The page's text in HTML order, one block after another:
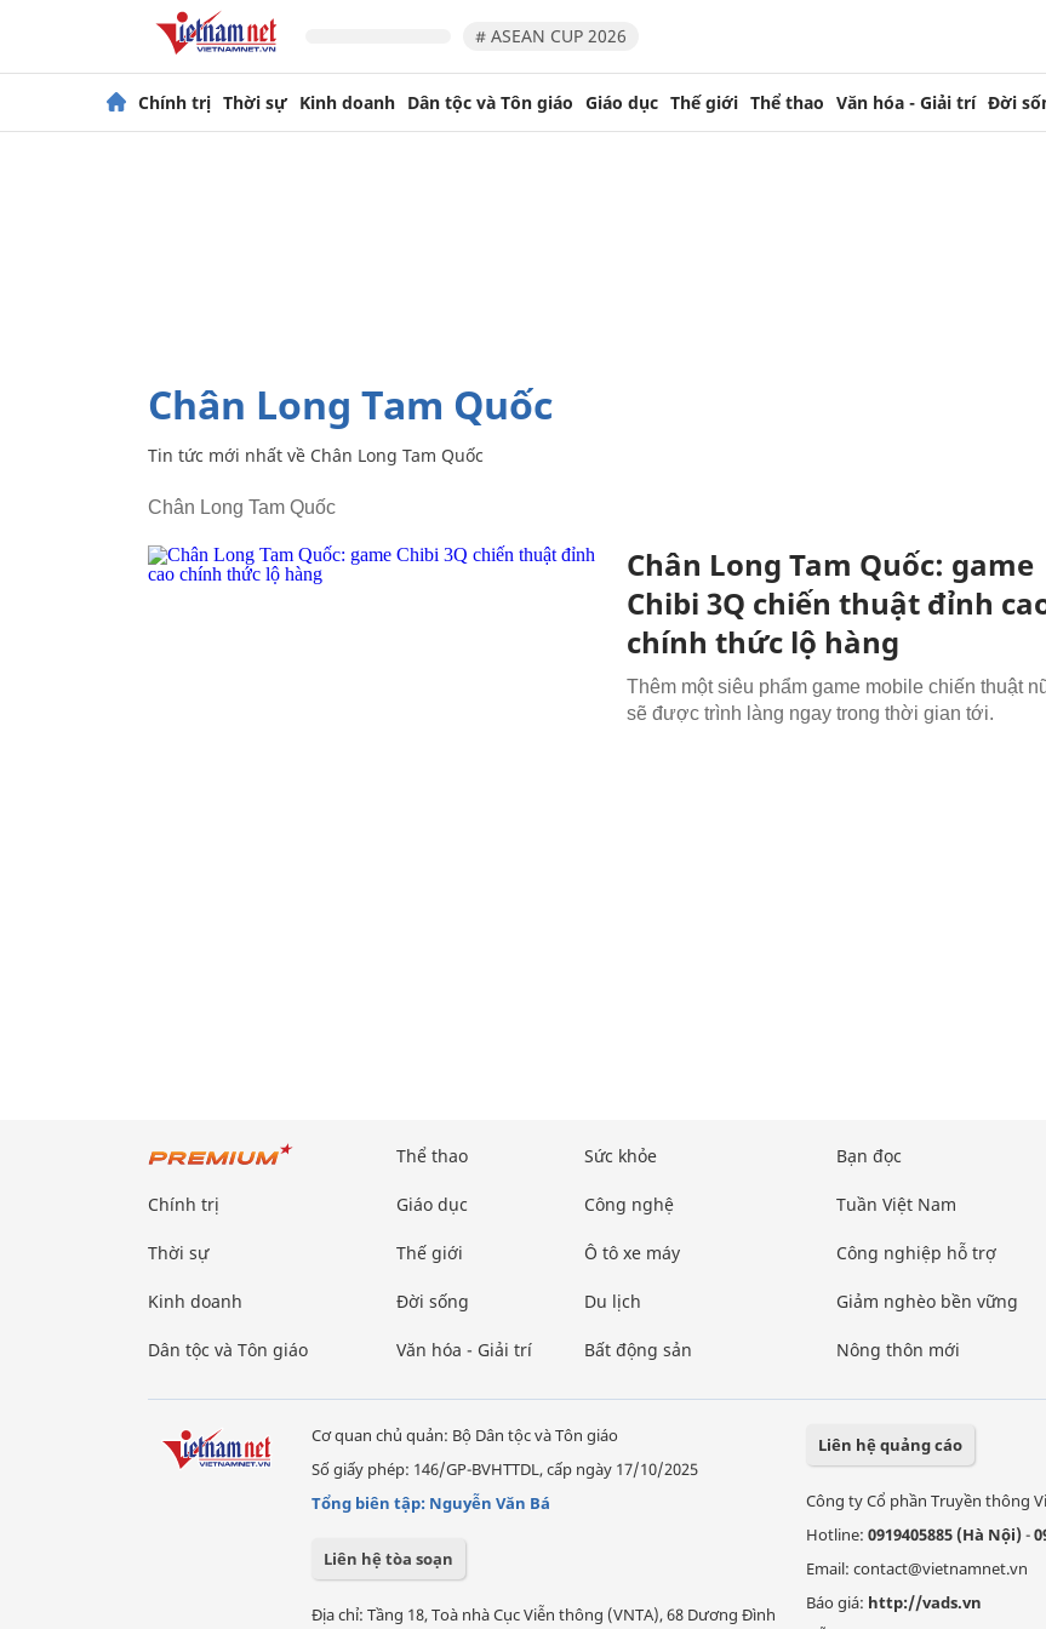
# ASEAN CUP 2026
Chính trị Thời sự Kinh doanh Dân tộc và Tôn giáo Giáo dục Thế giới Thể thao Văn hóa - Giải trí Đời
Chân Long Tam Quốc
Tin tức mới nhất về Chân Long Tam Quốc
Chân Long Tam Quốc
Chân Long Tam Quốc: game
Chibi 3Q chiến thuật đỉnh
chính thức lộ hàng
Thêm một siêu phẩm game mobile chiến thuật
sẽ được trình làng ngay trong thời gian tới.
Chính trị
Thời sự
Kinh doanh
Dân tộc và Tôn giáo
Thể thao
Giáo dục
Thế giới
Đời sống
Văn hóa - Giải trí
Sức khỏe
Công nghệ
Ô tô xe máy
Du lịch
Bất động sản
Bạn đọc
Tuần Việt Nam
Công nghiệp hỗ trợ
Giảm nghèo bền vững
Nông thôn mới
Cơ quan chủ quản: Bộ Dân tộc và Tôn giáo
Số giấy phép: 146/GP-BVHTTDL, cấp ngày 17/10/2025
Tổng biên tập: Nguyễn Văn Bá
Liên hệ tòa soạn
Địa chỉ: Tầng 18, Toà nhà Cục Viễn thông (VNTA), 68 Dương Đình
Liên hệ quảng cáo
Công ty Cổ phần Truyền thông
Hotline: 0919405885 (Hà Nội)-
Email: contact@vietnamnet.vn
Báo giá: http://vads.vn